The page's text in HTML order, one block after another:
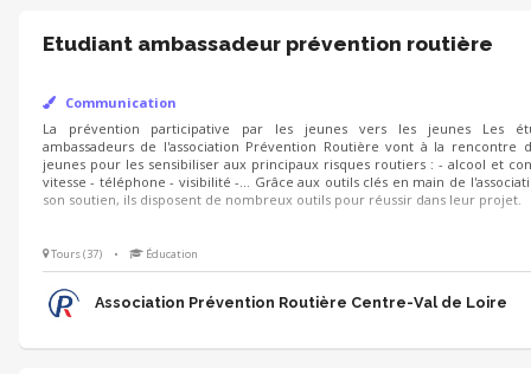
Etudiant ambassadeur prévention routière
Communication
La prévention participative par les jeunes vers les jeunes Les étudiants
Prévention Routière vont à la rencontre d'autres jeunes pour les
routiers : - alcool et conduite - vitesse - téléphone - visibilité -... Grâce
l'association et à son soutien, ils disposent de nombreux outils pour réussir
Tours (37) • Éducation
Association Prévention Routière Centre-Val de Loire